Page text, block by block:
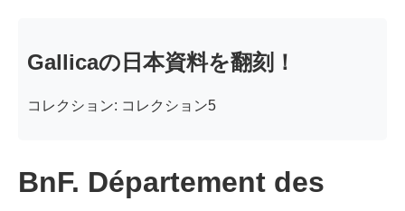
Gallicaの日本資料を翻刻！
コレクション: コレクション5
BnF. Département des